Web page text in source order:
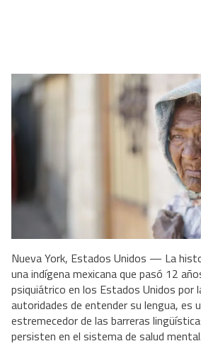
Nueva York, Estados Unidos — La
una indígena mexicana que pasó 12
psiquiátrico en los Estados Unidos por
autoridades de entender su lengua, es
estremecedor de las barreras
persisten en el sistema de salud mental.